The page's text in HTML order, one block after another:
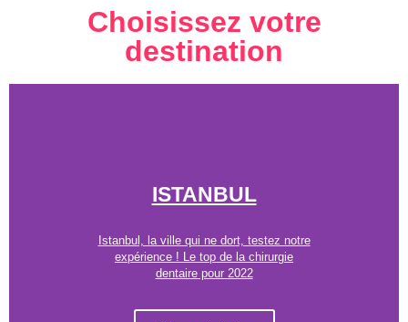
Choisissez votre
destination
ISTANBUL
Istanbul, la ville qui ne dort, testez notre
expérience ! Le top de la chirurgie
dentaire pour 2022